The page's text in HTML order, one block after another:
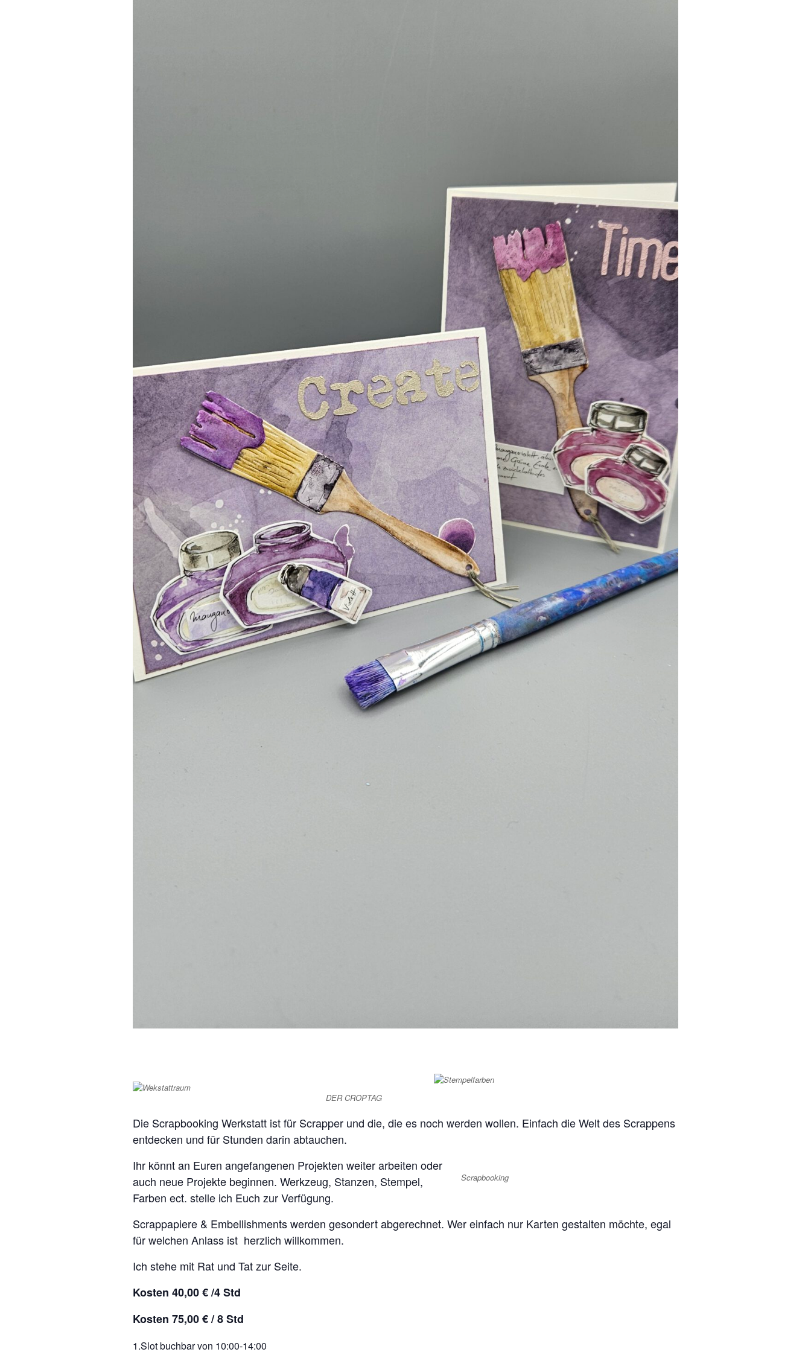
DER CROPTAG
Die Scrapbooking Werkstatt ist für Scrapper und die, die es noch werden wollen. Einfach die Welt des Scrappens
entdecken und für Stunden darin abtauchen.
Scrapbooking
Ihr könnt an Euren angefangenen Projekten weiter arbeiten oder
auch neue Projekte beginnen. Werkzeug, Stanzen, Stempel,
Farben ect. stelle ich Euch zur Verfügung.
Scrappapiere & Embellishments werden gesondert abgerechnet. Wer einfach nur Karten gestalten möchte, egal
für welchen Anlass ist herzlich willkommen.
Ich stehe mit Rat und Tat zur Seite.
Kosten 40,00 € /4 Std
Kosten 75,00 € / 8 Std
1.Slot buchbar von 10:00-14:00